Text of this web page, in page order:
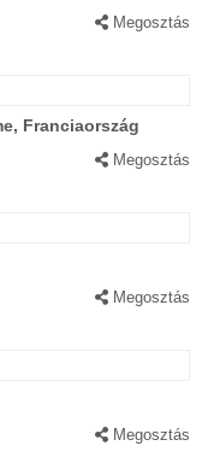
Megosztás
Franciaország
Megosztás
Megosztás
Megosztás